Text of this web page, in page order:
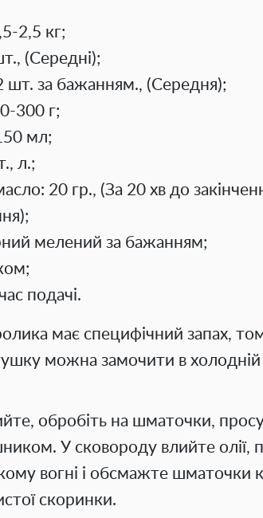
2,5 кг;
(Середні);
шт. за бажанням., (Середня);
300 г;
мл;
л.;
20 гр., (За 20 хв до
мелений за бажанням;
подачі.
має специфічний запах,
можна замочити в холодній
обробіть на шматочки,
У сковороду влийте олії,
вогні і обсмажте шматочки
скоринки.